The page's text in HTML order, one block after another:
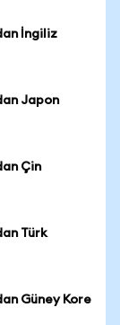
İngiliz
Japon
Çin
Türk
Güney Kore